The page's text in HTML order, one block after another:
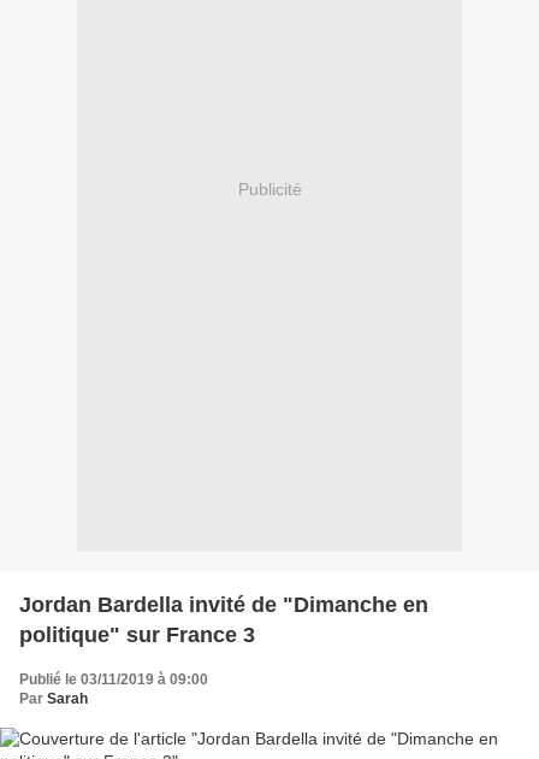
Publicité
Jordan Bardella invité de "Dimanche en
politique" sur France 3
Publié le 03/11/2019 à 09:00
Par Sarah